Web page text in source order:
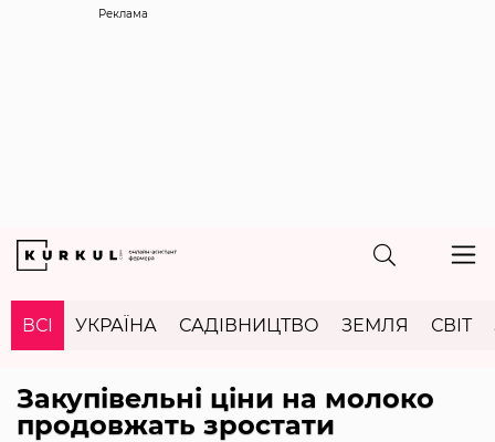
Реклама
ВСІ УКРАЇНА САДІВНИЦТВО ЗЕМЛЯ СВІТ
Закупівельні ціни на молоко
продовжать зростати